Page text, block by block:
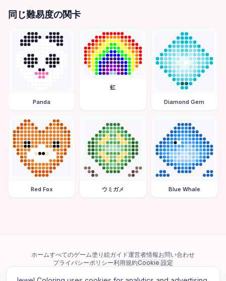
同じ難易度の関卡
Panda
虹
Diamond Gem
Red Fox ウミガメ Blue Whale
ホームすべてのゲーム塗り絵ガイド運営者情報お問い合わせ
プライバシーポリシー利用規約Cookie 設定